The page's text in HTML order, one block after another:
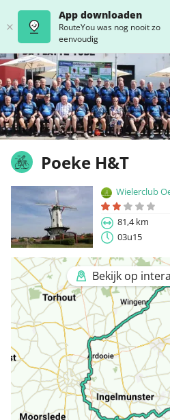
App downloaden
RouteYou was nog nooit zo
eenvoudig
Poeke H&T
Wielerclub
81,4 km
03u15
Bekijk op